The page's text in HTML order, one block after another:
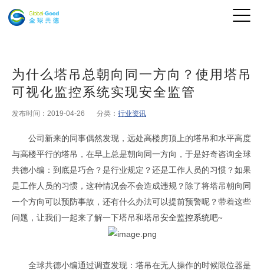
为什么塔吊总朝向同一方向？使用塔吊
可视化监控系统实现安全监管
发布时间：2019-04-26 分类： 行业资讯
公司新来的同事偶然发现，远处高楼房顶上的塔吊和水平高度
与高楼平行的塔吊，在早上总是朝向同一方向，于是好奇咨询全球
共德小编：到底是巧合？是行业规定？还是工作人员的习惯？如果
是工作人员的习惯，这种情况会不会造成违规？除了将塔吊朝向同
一个方向可以预防事故，还有什么办法可以提前预警呢？带着这些
问题，让我们一起来了解一下塔吊和塔吊安全监控系统吧~
全球共德小编通过调查发现：塔吊在无人操作的时候限位器是